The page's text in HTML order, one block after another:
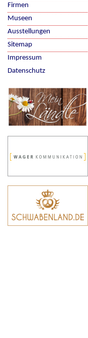
Firmen
Museen
Ausstellungen
Sitemap
Impressum
Datenschutz